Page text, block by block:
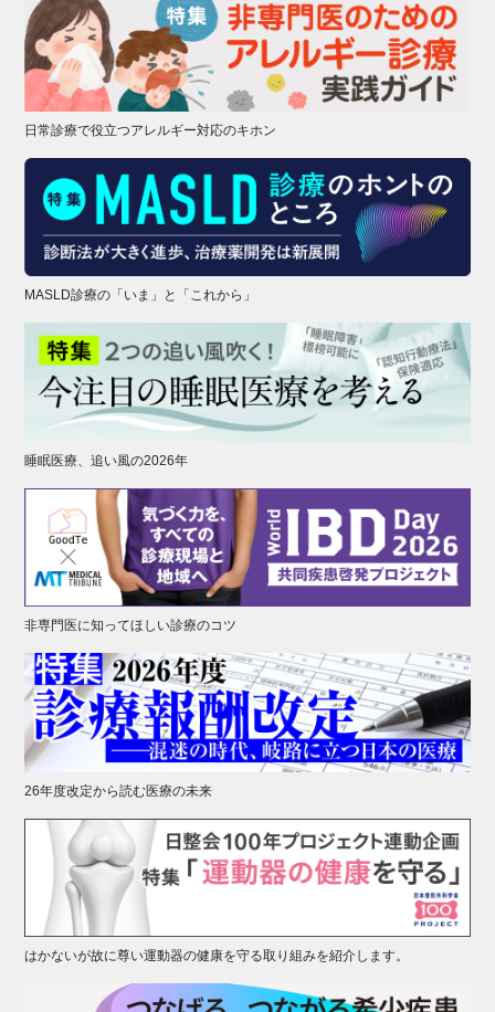
日常診療で役立つアレルギー対応のキホン
MASLD診療の「いま」と「これから」
睡眠医療、追い風の2026年
非専門医に知ってほしい診療のコツ
26年度改定から読む医療の未来
はかないが故に尊い運動器の健康を守る取り組みを紹介します。